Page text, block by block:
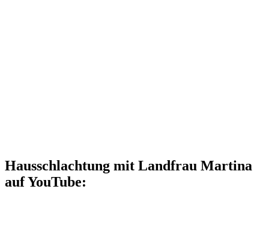
Hausschlachtung mit Landfrau Martina
auf YouTube: